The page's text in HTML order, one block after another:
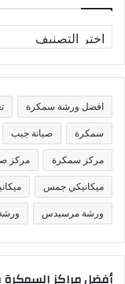
ص
ن
ف
ا
افضل ورشة سمكرة
سمكرة صيانة جيب
مركز سمكرة مركز
ميكانيكي جمس
ورشة مرسيدس